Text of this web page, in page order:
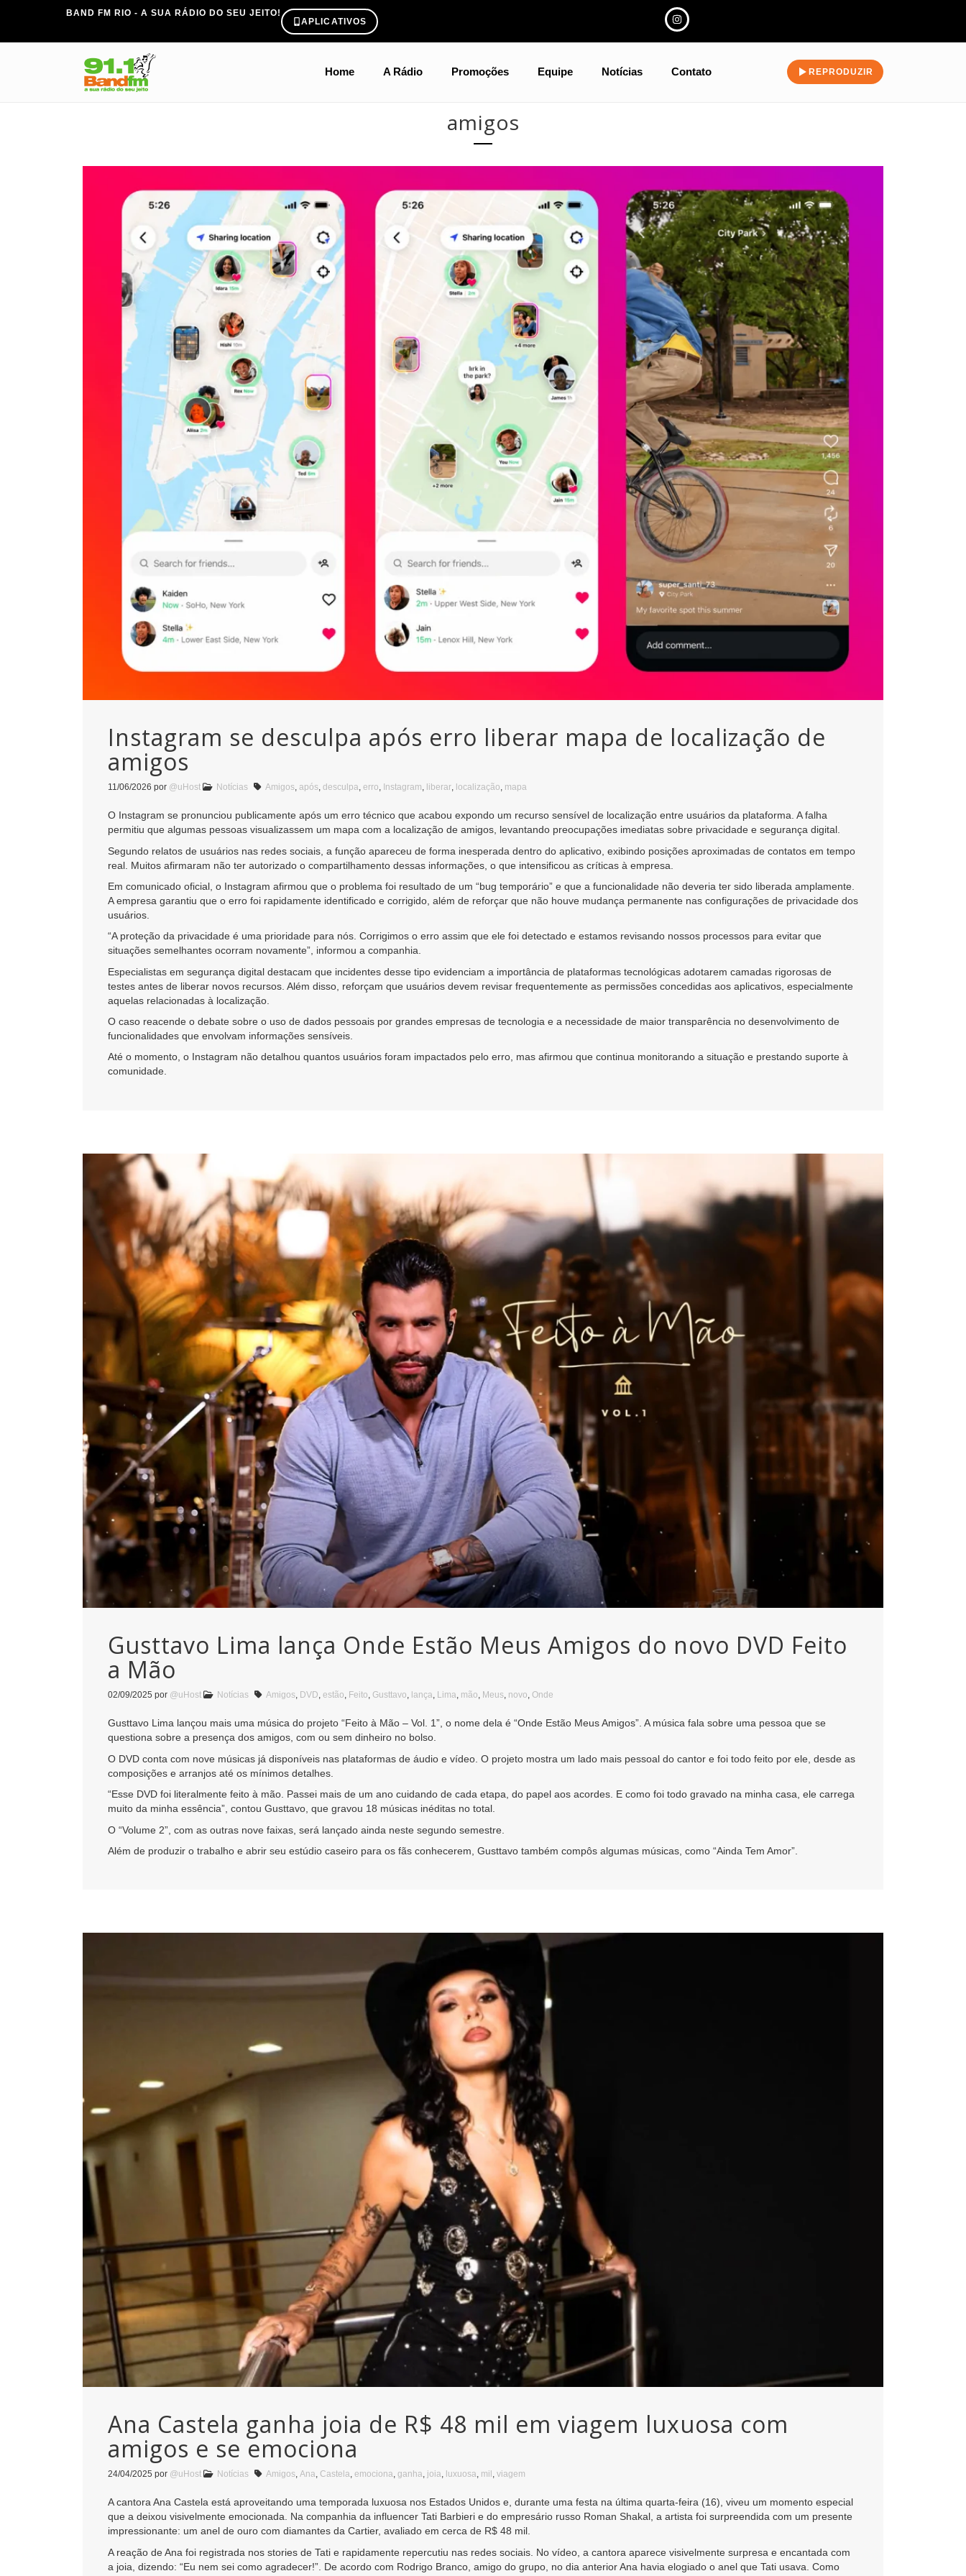
BAND FM RIO - A SUA RÁDIO DO SEU JEITO!
APLICATIVOS
Home A Rádio Promoções Equipe Notícias Contato REPRODUZIR
amigos
Instagram se desculpa após erro liberar mapa de localização de
amigos
11/06/2026 por @uHost Notícias Amigos, após, desculpa, erro, Instagram, liberar, localização, mapa
O Instagram se pronunciou publicamente após um erro técnico que acabou expondo um recurso sensível de localização entre usuários da plataforma. A falha
permitiu que algumas pessoas visualizassem um mapa com a localização de amigos, levantando preocupações imediatas sobre privacidade e segurança digital.
Segundo relatos de usuários nas redes sociais, a função apareceu de forma inesperada dentro do aplicativo, exibindo posições aproximadas de contatos em tempo
real. Muitos afirmaram não ter autorizado o compartilhamento dessas informações, o que intensificou as críticas à empresa.
Em comunicado oficial, o Instagram afirmou que o problema foi resultado de um “bug temporário” e que a funcionalidade não deveria ter sido liberada amplamente.
A empresa garantiu que o erro foi rapidamente identificado e corrigido, além de reforçar que não houve mudança permanente nas configurações de privacidade dos
usuários.
“A proteção da privacidade é uma prioridade para nós. Corrigimos o erro assim que ele foi detectado e estamos revisando nossos processos para evitar que
situações semelhantes ocorram novamente”, informou a companhia.
Especialistas em segurança digital destacam que incidentes desse tipo evidenciam a importância de plataformas tecnológicas adotarem camadas rigorosas de
testes antes de liberar novos recursos. Além disso, reforçam que usuários devem revisar frequentemente as permissões concedidas aos aplicativos, especialmente
aquelas relacionadas à localização.
O caso reacende o debate sobre o uso de dados pessoais por grandes empresas de tecnologia e a necessidade de maior transparência no desenvolvimento de
funcionalidades que envolvam informações sensíveis.
Até o momento, o Instagram não detalhou quantos usuários foram impactados pelo erro, mas afirmou que continua monitorando a situação e prestando suporte à
comunidade.
Gusttavo Lima lança Onde Estão Meus Amigos do novo DVD Feito
a Mão
02/09/2025 por @uHost Notícias Amigos, DVD, estão, Feito, Gusttavo, lança, Lima, mão, Meus, novo, Onde
Gusttavo Lima lançou mais uma música do projeto “Feito à Mão – Vol. 1”, o nome dela é “Onde Estão Meus Amigos”. A música fala sobre uma pessoa que se
questiona sobre a presença dos amigos, com ou sem dinheiro no bolso.
O DVD conta com nove músicas já disponíveis nas plataformas de áudio e vídeo. O projeto mostra um lado mais pessoal do cantor e foi todo feito por ele, desde as
composições e arranjos até os mínimos detalhes.
“Esse DVD foi literalmente feito à mão. Passei mais de um ano cuidando de cada etapa, do papel aos acordes. E como foi todo gravado na minha casa, ele carrega
muito da minha essência”, contou Gusttavo, que gravou 18 músicas inéditas no total.
O “Volume 2”, com as outras nove faixas, será lançado ainda neste segundo semestre.
Além de produzir o trabalho e abrir seu estúdio caseiro para os fãs conhecerem, Gusttavo também compôs algumas músicas, como “Ainda Tem Amor”.
Ana Castela ganha joia de R$ 48 mil em viagem luxuosa com
amigos e se emociona
24/04/2025 por @uHost Notícias Amigos, Ana, Castela, emociona, ganha, joia, luxuosa, mil , viagem
A cantora Ana Castela está aproveitando uma temporada luxuosa nos Estados Unidos e, durante uma festa na última quarta-feira (16), viveu um momento especial
que a deixou visivelmente emocionada. Na companhia da influencer Tati Barbieri e do empresário russo Roman Shakal, a artista foi surpreendida com um presente
impressionante: um anel de ouro com diamantes da Cartier, avaliado em cerca de R$ 48 mil.
A reação de Ana foi registrada nos stories de Tati e rapidamente repercutiu nas redes sociais. No vídeo, a cantora aparece visivelmente surpresa e encantada com
a joia, dizendo: “Eu nem sei como agradecer!”. De acordo com Rodrigo Branco, amigo do grupo, no dia anterior Ana havia elogiado o anel que Tati usava. Como